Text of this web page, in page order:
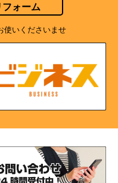
ォーム
使いくださいませ